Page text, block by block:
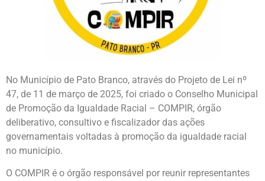
No Município de Pato Branco, através do Projeto de Lei nº
47, de 11 de março de 2025, foi criado o Conselho Municipal
de Promoção da Igualdade Racial – COMPIR, órgão
deliberativo, consultivo e fiscalizador das ações
governamentais voltadas à promoção da igualdade racial
no município.
O COMPIR é o órgão responsável por reunir representantes